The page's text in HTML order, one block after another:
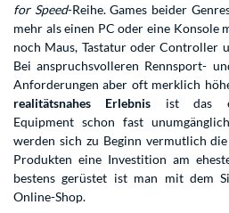
for Speed-Reihe. Games beider
mehr als einen PC oder eine Konsole
noch Maus, Tastatur oder Controller
Bei anspruchsvolleren Rennsport-
Anforderungen aber oft merklich
realitätsnahes Erlebnis ist das
Equipment schon fast
werden sich zu Beginn vermutlich
Produkten eine Investition am
bestens gerüstet ist man mit dem
Online-Shop.